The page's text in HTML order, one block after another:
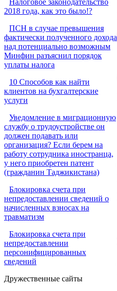
Налоговое законодательство
2018 года, как это было!?
ПСН в случае превышения
фактически полученного дохода
над потенциально возможным
Минфин разъяснил порядок
уплаты налога
10 Способов как найти
клиентов на бухгалтерские
услуги
Уведомление в миграционную
службу о трудоустройстве он
должен подавать или
организация? Если берем на
работу сотрудника иностранца,
у него приобретен патент
(гражданин Таджикистана)
Блокировка счета при
непредоставлении сведений о
начисленных взносах на
травматизм
Блокировка счета при
непредоставлении
персонифицированных
сведений
Дружественные сайты